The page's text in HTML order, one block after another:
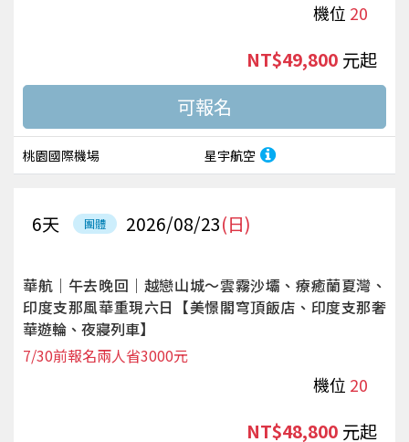
機位 20
桃園國際機場 星宇航空
NT$49,800 起
團體 2026/08/23(日)
6天
華航｜午去晚回｜越戀山城～雲霧沙壩、療癒蘭夏灣、
印度支那風華重現六日【美憬閣穹頂飯店、印度支那奢
華遊輪、夜寢列車】
機位 20
7/30前報名兩人省3000元
NT$48,800 起